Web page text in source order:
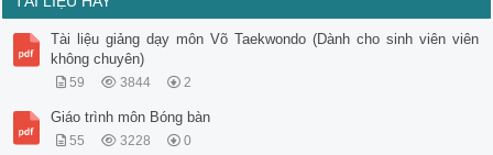
Tài liệu giảng dạy môn Võ Taekwondo (Dành cho sinh viên viên
không chuyên)
59 3844 2
Giáo trình môn Bóng bàn
55 3228 0